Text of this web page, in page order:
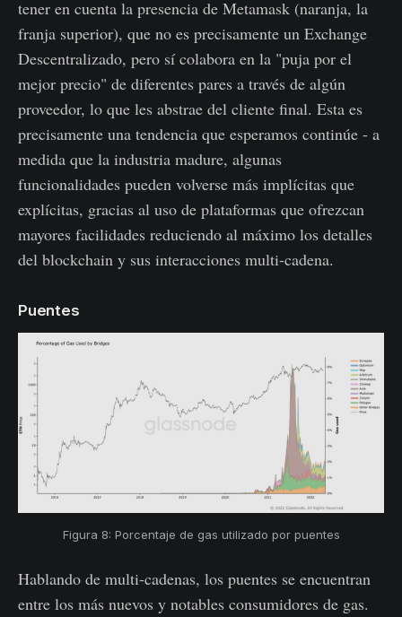
tener en cuenta la presencia de Metamask (naranja, la
franja superior), que no es precisamente un Exchange
Descentralizado, pero sí colabora en la "puja por el
mejor precio" de diferentes pares a través de algún
proveedor, lo que les abstrae del cliente final. Esta es
precisamente una tendencia que esperamos continúe - a
medida que la industria madure, algunas
funcionalidades pueden volverse más implícitas que
explícitas, gracias al uso de plataformas que ofrezcan
mayores facilidades reduciendo al máximo los detalles
del blockchain y sus interacciones multi-cadena.
Puentes
Figura 8: Porcentaje de gas utilizado por puentes
Hablando de multi-cadenas, los puentes se encuentran
entre los más nuevos y notables consumidores de gas.